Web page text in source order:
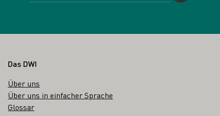
Fußbereich
Das DWI
Über uns
Über uns in einfacher Sprache
Glossar